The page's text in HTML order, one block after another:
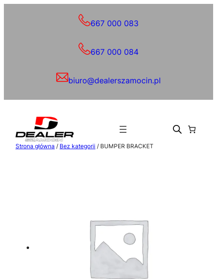
667 000 083
667 000 084
biuro@dealerszamocin.pl
Strona główna / Bez kategorii / BUMPER BRACKET